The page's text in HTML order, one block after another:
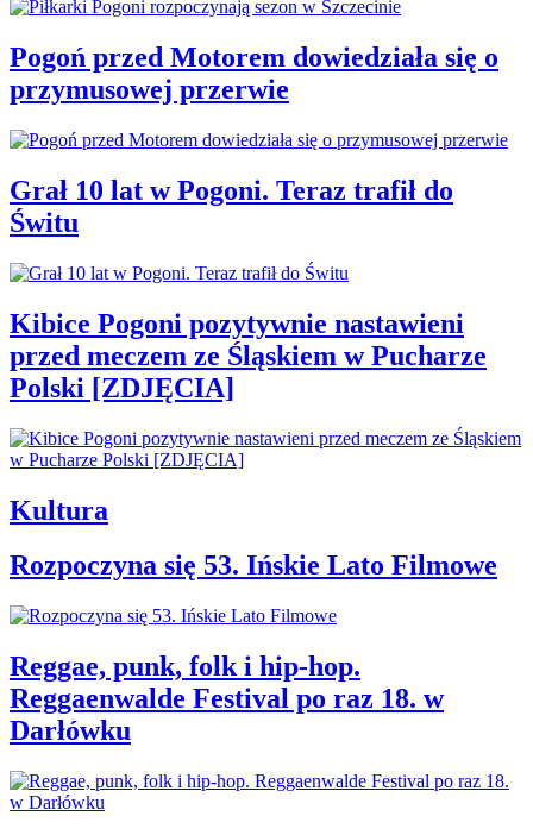
Pogoń przed Motorem dowiedziała się o
przymusowej przerwie
Grał 10 lat w Pogoni. Teraz trafił do
Świtu
Kibice Pogoni pozytywnie nastawieni
przed meczem ze Śląskiem w Pucharze
Polski [ZDJĘCIA]
Kultura
Rozpoczyna się 53. Ińskie Lato Filmowe
Reggae, punk, folk i hip-hop.
Reggaenwalde Festival po raz 18. w
Darłówku